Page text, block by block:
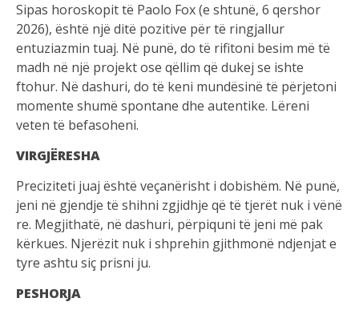
Sipas horoskopit të Paolo Fox (e shtunë, 6 qershor
2026), është një ditë pozitive për të ringjallur
entuziazmin tuaj. Në punë, do të rifitoni besim më të
madh në një projekt ose qëllim që dukej se ishte
ftohur. Në dashuri, do të keni mundësinë të përjetoni
momente shumë spontane dhe autentike. Lëreni
veten të befasoheni.
VIRGJËRESHA
Preciziteti juaj është veçanërisht i dobishëm. Në punë,
jeni në gjendje të shihni zgjidhje që të tjerët nuk i vënë
re. Megjithatë, në dashuri, përpiquni të jeni më pak
kërkues. Njerëzit nuk i shprehin gjithmonë ndjenjat e
tyre ashtu siç prisni ju.
PESHORJA